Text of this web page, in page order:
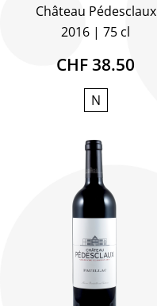
Château Pédesclaux
2016
75 cl
CHF 38.50
N